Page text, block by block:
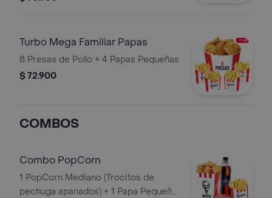
Pequeñas + 1 Balde de Salsa 100g
Turbo Mega Familiar Papas
8 Presas de Pollo + 4 Papas Pequeñas
$ 72.900
COMBOS
Combo PopCorn
1 PopCorn Mediano (Trocitos de
pechuga apanados) + 1 Papa Pequeña